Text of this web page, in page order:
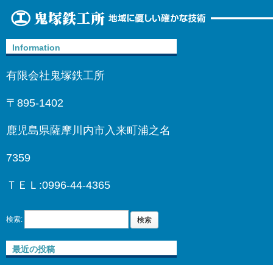
Information
有限会社鬼塚鉄工所
〒895-1402
鹿児島県薩摩川内市入来町浦之名
7359
ＴＥＬ:0996-44-4365
検索:
最近の投稿